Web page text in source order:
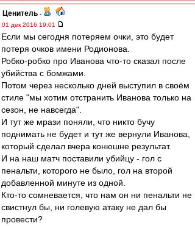
Ценитель -
01 дек 2016 19:01
Если мы сегодня потеряем очки, это будет
потеря очков имени Родионова.
Робко-робко про Иванова что-то сказал после
убийства с бомжами.
Потом через несколько дней выступил в своём
стиле "мы хотим отстранить Иванова только на
сезон, не навсегда".
И тут же мрази поняли, что никто бучу
поднимать не будет и тут же вернули Иванова,
который сделал вчера конюшне результат.
И на наш матч поставили убийцу - гол с
пенальти, которого не было, гол на второй
добавленной минуте из одной.
Кто-то сомневается, что нам он ни пенальти не
свистнул бы, ни голевую атаку не дал бы
провести?